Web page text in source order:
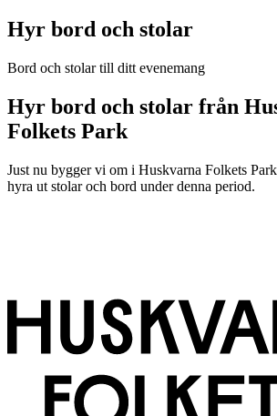
Hyr bord och stolar
Bord och stolar till ditt evenemang
Hyr bord och stolar från
Folkets Park
Just nu bygger vi om i Huskvarna Folkets
hyra ut stolar och bord under denna period.